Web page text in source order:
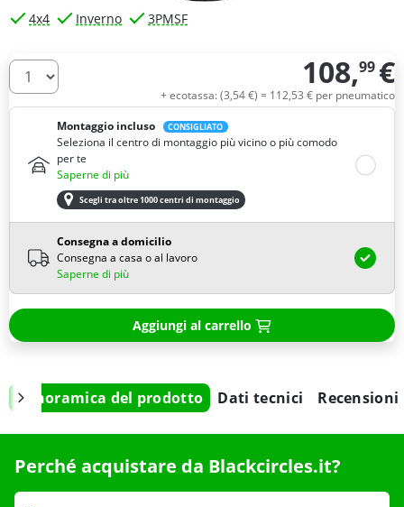
4x4 Inverno 3PMSF
Quantità 108,99 €
+ ecotassa: (3,54€) = 112,53 € per pneumatico
Montaggio incluso
CONSIGLIATO
Seleziona il centro di montaggio più vicino o più comodo
per te
Saperne di più
Scegli tra oltre 1000 centri di montaggio
Consegna a domicilio
Consegna a casa o al lavoro
Saperne di più
Aggiungi al carrello
Panoramica del prodotto Dati tecnici Recensioni
Perché acquistare da Blackcircles.it?